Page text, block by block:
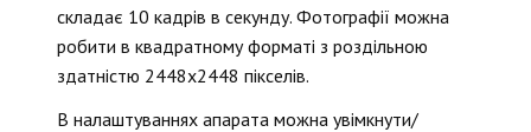
складає 10 кадрів в секунду. Фотографії можна
робити в квадратному форматі з роздільною
здатністю 2448х2448 пікселів.
В налаштуваннях апарата можна увімкнути/